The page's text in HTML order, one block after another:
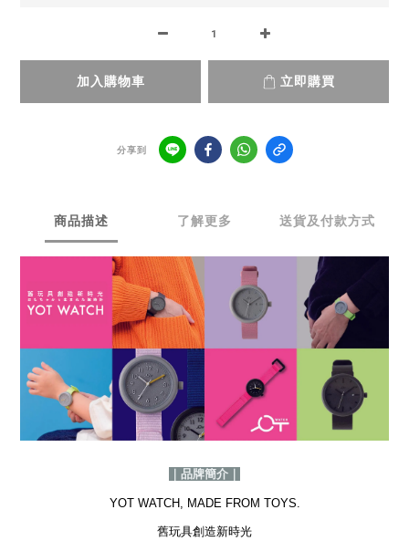
加入購物車 立即購買
分享到
商品描述 了解更多 送貨及付款方式
｜品牌簡介｜
YOT WATCH, MADE FROM TOYS.
舊玩具創造新時光